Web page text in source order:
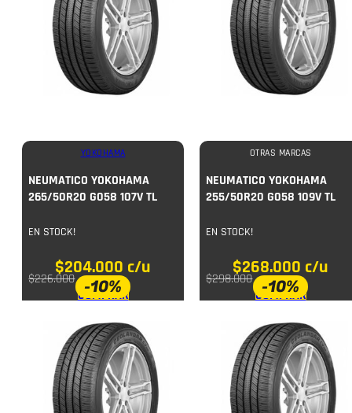
YOKOHAMA
NEUMATICO YOKOHAMA
265/50R20 G058 107V TL
EN STOCK!
$204.000 c/u
$226.000
COMPRAR
OTRAS MARCAS
NEUMATICO YOKOHAMA
255/50R20 G058 109V TL
EN STOCK!
$268.000 c/u
$298.000
COMPRAR
-10% -10%